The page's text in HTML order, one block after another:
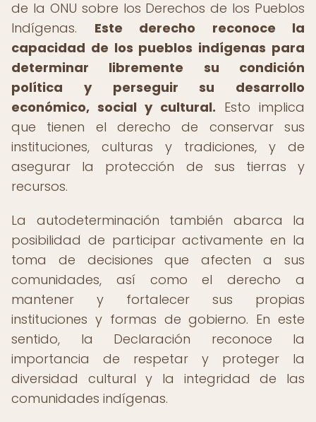
de la ONU sobre los Derechos de los Pueblos
Indígenas. Este derecho reconoce la
capacidad de los pueblos indígenas para
determinar libremente su condición
política y perseguir su desarrollo
económico, social y cultural. Esto implica
que tienen el derecho de conservar sus
instituciones, culturas y tradiciones, y de
asegurar la protección de sus tierras y
recursos.
La autodeterminación también abarca la
posibilidad de participar activamente en la
toma de decisiones que afecten a sus
comunidades, así como el derecho a
mantener y fortalecer sus propias
instituciones y formas de gobierno. En este
sentido, la Declaración reconoce la
importancia de respetar y proteger la
diversidad cultural y la integridad de las
comunidades indígenas.